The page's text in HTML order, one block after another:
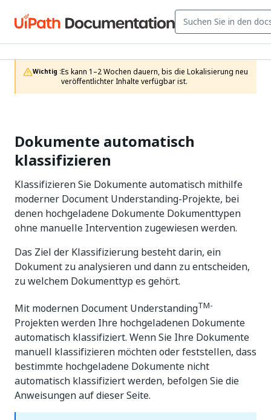
Wichtig :Es kann 1–2 Wochen dauern, bis die Lokalisierung neu
veröffentlichter Inhalte verfügbar ist.
Dokumente automatisch
klassifizieren
Klassifizieren Sie Dokumente automatisch mithilfe
moderner Document Understanding-Projekte, bei
denen hochgeladene Dokumente Dokumenttypen
ohne manuelle Intervention zugewiesen werden.
Das Ziel der Klassifizierung besteht darin, ein
Dokument zu analysieren und dann zu entscheiden,
zu welchem Dokumenttyp es gehört.
Mit modernen Document UnderstandingTM-
Projekten werden Ihre hochgeladenen Dokumente
automatisch klassifiziert. Wenn Sie Ihre Dokumente
manuell klassifizieren möchten oder feststellen, dass
bestimmte hochgeladene Dokumente nicht
automatisch klassifiziert werden, befolgen Sie die
Anweisungen auf dieser Seite.